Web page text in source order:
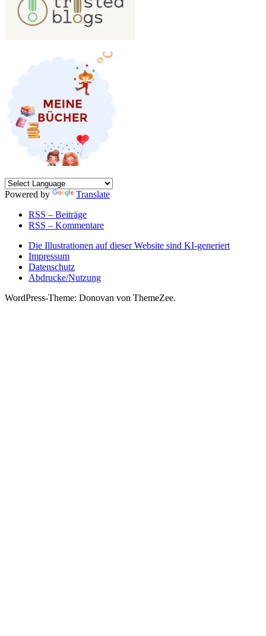
Powered by
Translate
RSS – Beiträge
RSS – Kommentare
Die Illustrationen auf dieser Website sind KI-generiert
Impressum
Datenschutz
Abdrucke/Nutzung
WordPress-Theme: Donovan von ThemeZee.